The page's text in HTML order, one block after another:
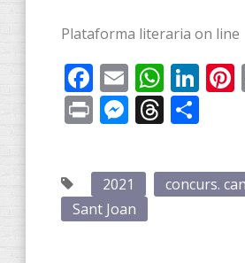
Plataforma literaria on line
Facebook
Email
Print
2021 concurs.
Sant Joan